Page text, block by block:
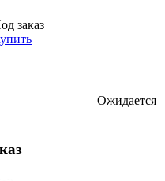
заказ
Ожидается